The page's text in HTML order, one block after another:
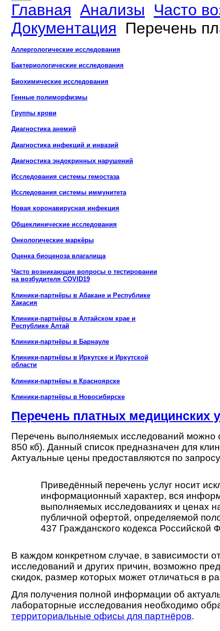
Главная Анализы
Часто
Документация Перечень
Аллергологические исследования
Бактериологические исследования
Биохимические исследования
Генные полиморфизмы
Группы крови
Диагностика анемий
Диагностика инфекций и инвазий
Диагностика эндокринных нарушений
Исследования системы гемостаза
Исследования системы иммунитета
Новая коронавирусная инфекция
Общеклинические исследования
Онкологические маркёры
Оценка биоценоза влагалища
Часто возникающие вопросы о тестировании
на возбудителя COVID19
Клиники-партнёры в Абакане и Республике
Хакасия
Клиники-партнёры в Алтайском крае и
Республике Алтай
Клиники-партнёры в Барнауле
Клиники-партнёры в Иркутске и Иркутской
области
Клиники-партнёры в Красноярске
Клиники-партнёры в Новосибирске
Перечень платных медицинских
Перечень выполняемых исследований можно
850 кб). Данный список предназначен для
Актуальные цены предоставляются по запросу
Приведённый перечень услуг носит
информационный характер, вся
выполняемых исследованиях и ценах
публичной офертой, определяемой
437 Гражданского кодекса Российской
В каждом конкретном случае, в зависимости
исследований и других причин, возможно
скидок, размер которых может отличаться в
Для получения полной информации об
лабораторные исследования необходимо
территориальные офисы для партнёров.